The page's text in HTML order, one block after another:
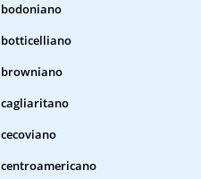
bodoniano
botticelliano
browniano
cagliaritano
cecoviano
centroamericano